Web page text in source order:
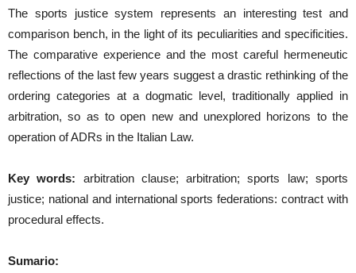
The sports justice system represents an interesting test and
comparison bench, in the light of its peculiarities and specificities.
The comparative experience and the most careful hermeneutic
reflections of the last few years suggest a drastic rethinking of the
ordering categories at a dogmatic level, traditionally applied in
arbitration, so as to open new and unexplored horizons to the
operation of ADRs in the Italian Law.
Key words: arbitration clause; arbitration; sports law; sports
justice; national and international sports federations: contract with
procedural effects.
Sumario: